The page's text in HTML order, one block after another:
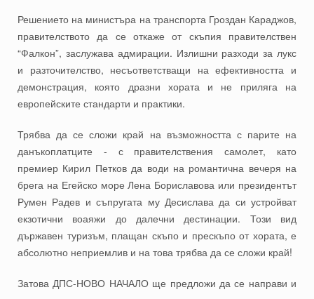
Решението на министъра на транспорта Гроздан Караджов,
правителството да се откаже от скъпия правителствен
“Фалкон”, заслужава адмирации. Излишни разходи за лукс
и разточителство, несъответстващи на ефективността и
демонстрация, която дразни хората и не приляга на
европейските стандарти и практики.
Трябва да се сложи край на възможността с парите на
данъкоплатците - с правителствения самолет, като
премиер Кирил Петков да води на романтична вечеря на
брега на Егейско море Лена Бориславова или президентът
Румен Радев и съпругата му Десислава да си устройват
екзотични воаяжи до далечни дестинации. Този вид
държавен туризъм, плащан скъпо и прескъпо от хората, е
абсолютно неприемлив и на това трябва да се сложи край!
Затова ДПС-НОВО НАЧАЛО ще предложи да се направи и